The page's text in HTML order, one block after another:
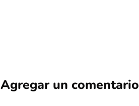
Agregar un comentario